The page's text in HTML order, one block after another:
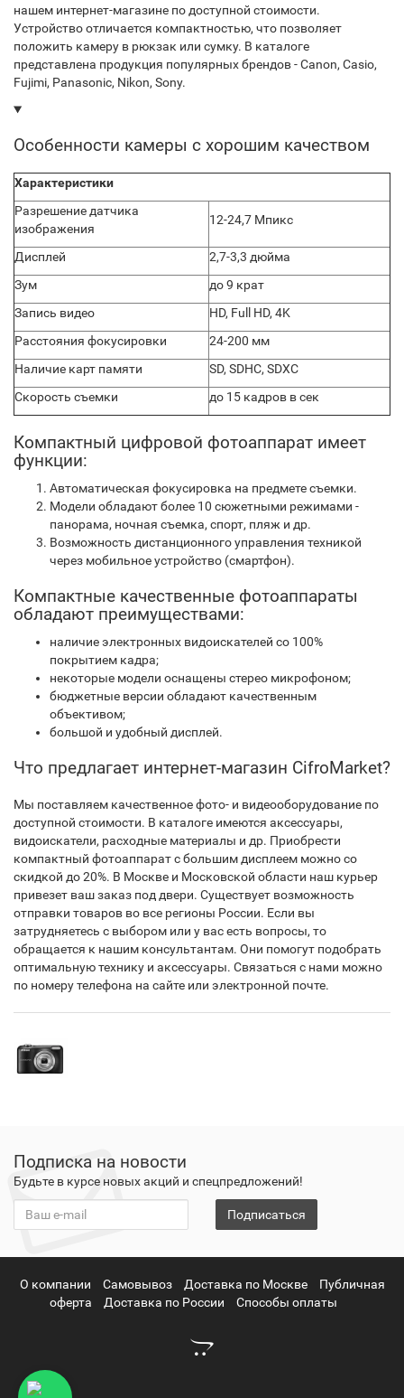
нашем интернет-магазине по доступной стоимости.
Устройство отличается компактностью, что позволяет
положить камеру в рюкзак или сумку. В каталоге
представлена продукция популярных брендов - Canon, Casio,
Fujimi, Panasonic, Nikon, Sony.
Особенности камеры с хорошим качеством
Характеристики
Разрешение датчика
изображения
12-24,7 Мпикс
Дисплей
2,7-3,3 дюйма
Зум
до 9 крат
Запись видео
HD, Full HD, 4K
Расстояния фокусировки
24-200 мм
Наличие карт памяти
SD, SDHC, SDXC
Скорость съемки
до 15 кадров в сек
Компактный цифровой фотоаппарат имеет
функции:
Автоматическая фокусировка на предмете съемки.
Модели обладают более 10 сюжетными режимами -
панорама, ночная съемка, спорт, пляж и др.
Возможность дистанционного управления техникой
через мобильное устройство (смартфон).
Компактные качественные фотоаппараты
обладают преимуществами:
наличие электронных видоискателей со 100%
покрытием кадра;
некоторые модели оснащены стерео микрофоном;
бюджетные версии обладают качественным
объективом;
большой и удобный дисплей.
Что предлагает интернет-магазин CifroMarket?
Мы поставляем качественное фото- и видеооборудование по
доступной стоимости. В каталоге имеются аксессуары,
видоискатели, расходные материалы и др. Приобрести
компактный фотоаппарат с большим дисплеем можно со
скидкой до 20%. В Москве и Московской области наш курьер
привезет ваш заказ под двери. Существует возможность
отправки товаров во все регионы России. Если вы
затрудняетесь с выбором или у вас есть вопросы, то
обращается к нашим консультантам. Они помогут подобрать
оптимальную технику и аксессуары. Связаться с нами можно
по номеру телефона на сайте или электронной почте.
Подписка на новости
Будьте в курсе новых акций и спецпредложений!
Подписаться
О компании Самовывоз Доставка по Москве
Публичная
оферта
Доставка по России Способы оплаты